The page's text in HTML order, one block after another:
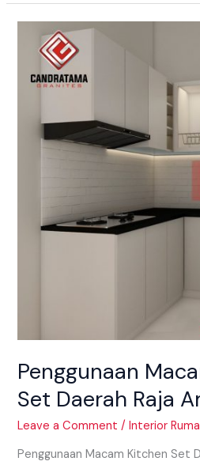
Penggunaan
Set Daerah Raja
Leave a Comment /Interior
Penggunaan Macam Kitchen Set
Penggunaan
Macam
Kitchen
Set
Ampat